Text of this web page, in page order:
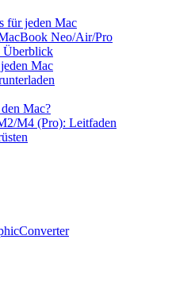
für jeden Mac
Neo/Air/Pro
Überblick
Mac
Mac?
M4 (Pro): Leitfaden